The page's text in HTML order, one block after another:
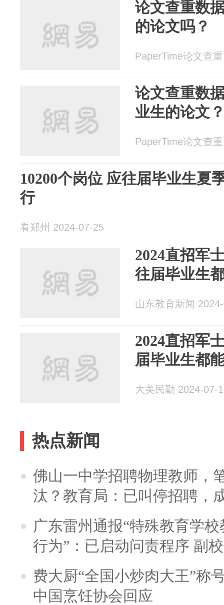
论文查重数
的论文吗？
PaperTime论文查
论文查重数
业生的论文
PaperTime论文查
10200个岗位 应往届毕业生夏
行
看郑州 2024-07-25
2024直招军
往届毕业生
山东教育新闻
2024直招军
届毕业生都
大美民勤 2024-07-
热点新闻
佛山一中学招聘物理教师，
汰？教育局：已叫停招聘，
广东雷州通报“特殊教育学
行为”：已启动问责程序 副
费大厨“全国小炒肉大王”称
中国烹饪协会回应